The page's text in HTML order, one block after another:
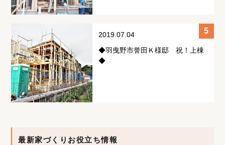
2019.07.04
◆羽曳野市誉田Ｋ様邸 祝！上棟
◆
最新家づくりお役立ち情報